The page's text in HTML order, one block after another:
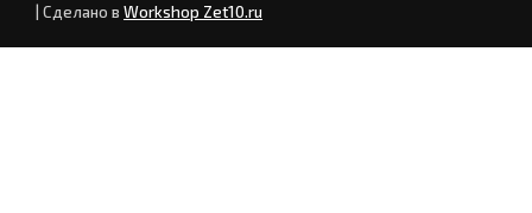
| Сделано в Workshop Zet10.ru